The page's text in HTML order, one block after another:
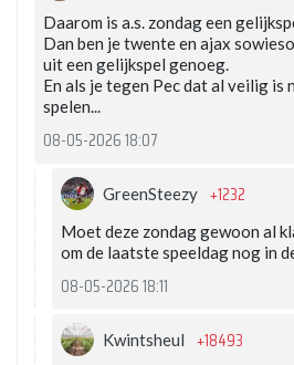
Daarom is a.s. zondag een
Dan ben je twente en ajax
uit een gelijkspel genoeg.
En als je tegen Pec dat al veilig is
spelen...
08-05-2026 18:07
GreenSteezy +1232
Moet deze zondag gewoon al
om de laatste speeldag nog in
08-05-2026 18:11
Kwintsheul +18493